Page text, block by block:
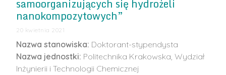
samoorganizujących się hydrożeli
nanokompozytowych”
20 kwietnia 2021
Nazwa stanowiska: Doktorant-stypendysta
Nazwa jednostki: Politechnika Krakowska, Wydział
Inżynierii i Technologii Chemicznej